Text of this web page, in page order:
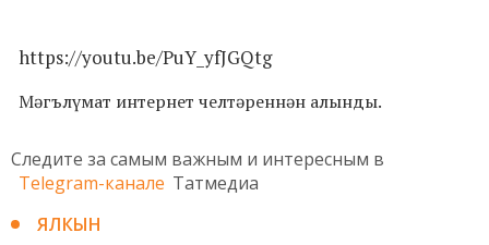
https://youtu.be/PuY_yfJGQtg
Мәгълүмат интернет челтәреннән алынды.
Следите за самым важным и интересным в
Telegram-канале Татмедиа
ЯЛКЫН